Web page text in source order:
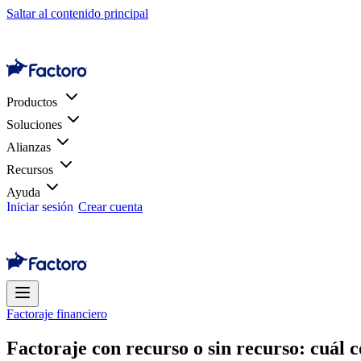
Saltar al contenido principal
Productos
Soluciones
Alianzas
Recursos
Ayuda
Iniciar sesión Crear cuenta
Factoraje financiero
Factoraje con recurso o sin recurso: cuál